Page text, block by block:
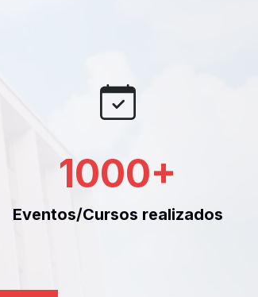
1000+
Eventos/Cursos realizados